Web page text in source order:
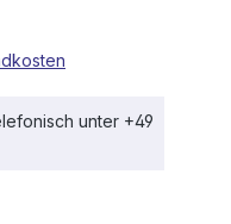
unter +49